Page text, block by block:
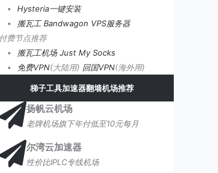
goto/cylink/
Hysteria一键安装
搬瓦工 Bandwagon VPS服务器
付费节点推荐
搬瓦工机场 Just My Socks
免费VPN(大陆用) 回国VPN(海外用)
梯子工具加速器翻墙机场推荐
扬帆云机场
老牌机场旗下年付低至10元每月
尔湾云加速器
性价比IPLC专线机场